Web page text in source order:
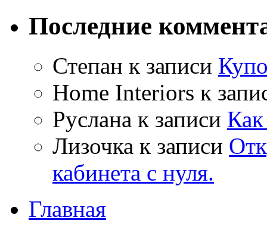
Последние
Степан к записи
Home Interiors к
Руслана к записи Как
Лизочка к записи
кабинета с нуля.
Главная